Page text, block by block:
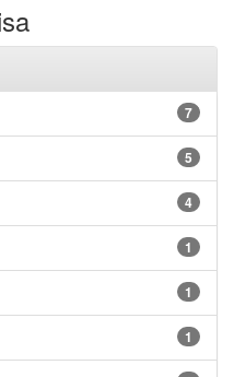
7
5
4
1
1
1